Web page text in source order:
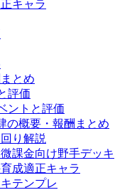
キャラ
とめ
評価
ントと評価
の概要・報酬まとめ
り解説
課金向け野手デッキ
成適正キャラ
テンプレ